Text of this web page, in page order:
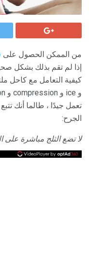
من الممكن الحصول على
كيفية التعامل مع كاحل
تعمل جيدًا ، طالما أنك
الجرح:
لا تضع الثلج مباشرة على